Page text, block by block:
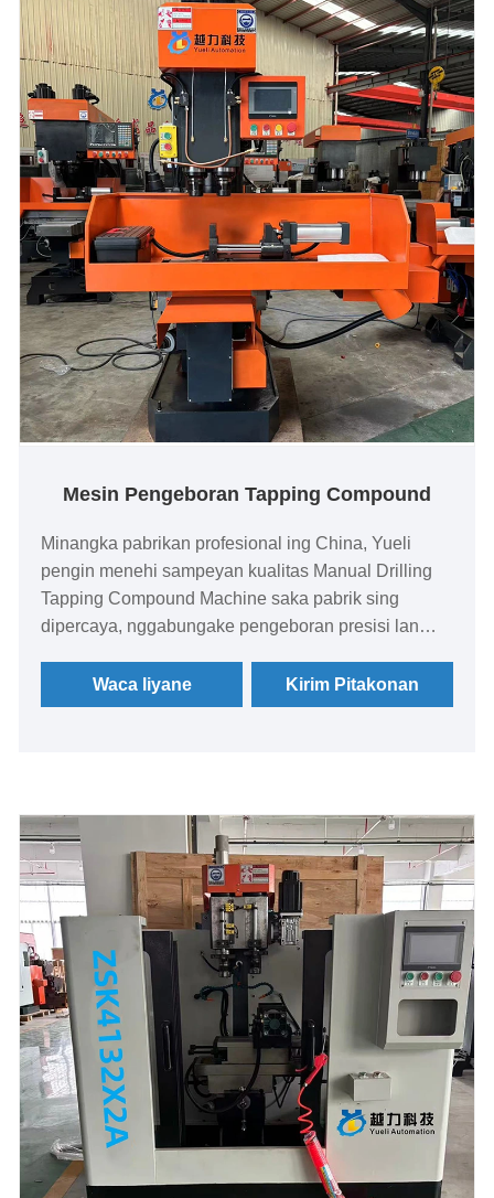
Mesin Pengeboran Tapping Compound
Minangka pabrikan profesional ing China, Yueli
pengin menehi sampeyan kualitas Manual Drilling
Tapping Compound Machine saka pabrik sing
dipercaya, nggabungake pengeboran presisi lan
mesin industri sing larang regane.
Waca liyane Kirim Pitakonan